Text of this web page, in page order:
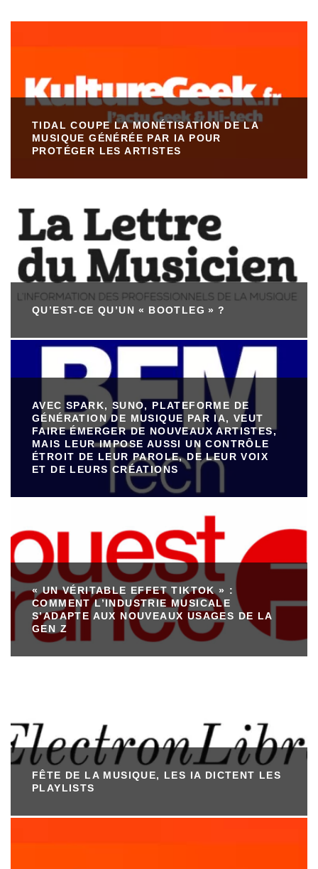
TIDAL COUPE LA MONÉTISATION DE LA
MUSIQUE GÉNÉRÉE PAR IA POUR
PROTÉGER LES ARTISTES
QU’EST-CE QU’UN « BOOTLEG » ?
AVEC SPARK, SUNO, PLATEFORME DE
GÉNÉRATION DE MUSIQUE PAR IA, VEUT
FAIRE ÉMERGER DE NOUVEAUX ARTISTES,
MAIS LEUR IMPOSE AUSSI UN CONTRÔLE
ÉTROIT DE LEUR PAROLE, DE LEUR VOIX
ET DE LEURS CRÉATIONS
« UN VÉRITABLE EFFET TIKTOK » :
COMMENT L’INDUSTRIE MUSICALE
S’ADAPTE AUX NOUVEAUX USAGES DE LA
GEN Z
FÊTE DE LA MUSIQUE, LES IA DICTENT LES
PLAYLISTS